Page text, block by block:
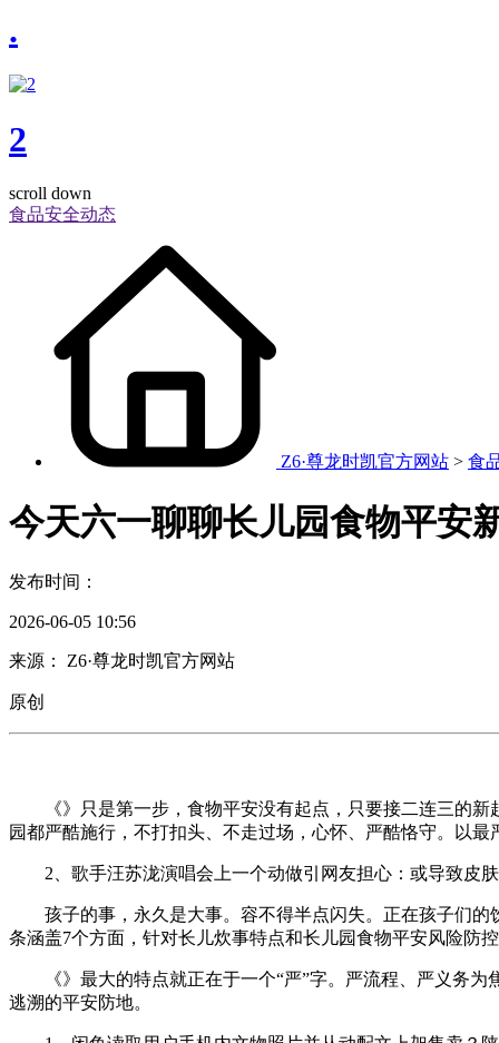
.
2
scroll down
食品安全动态
Z6·尊龙时凯官方网站 > 食
今天六一聊聊长儿园食物平安
发布时间：
2026-06-05 10:56
来源： Z6·尊龙时凯官方网站
原创
《》只是第一步，食物平安没有起点，只要接二连三的新
园都严酷施行，不打扣头、不走过场，心怀、严酷恪守。以
2、歌手汪苏泷演唱会上一个动做引网友担心：或导致皮肤
孩子的事，永久是大事。容不得半点闪失。正在孩子们的
条涵盖7个方面，针对长儿炊事特点和长儿园食物平安风险防
《》最大的特点就正在于一个“严”字。严流程、严义务为
逃溯的平安防地。